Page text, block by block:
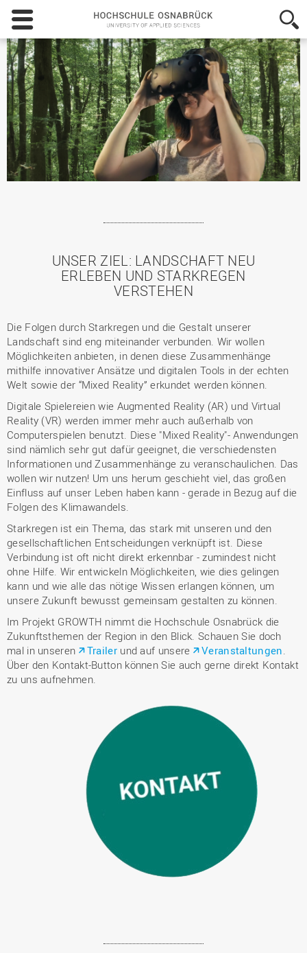
Hochschule
Osnabrück
-
University
of
Applied
Sciences
UNSER ZIEL: LANDSCHAFT NEU
ERLEBEN UND STARKREGEN
VERSTEHEN
Die Folgen durch Starkregen und die Gestalt unserer
Landschaft sind eng miteinander verbunden. Wir wollen
Möglichkeiten anbieten, in denen diese Zusammenhänge
mithilfe innovativer Ansätze und digitalen Tools in der echten
Welt sowie der “Mixed Reality” erkundet werden können.
Digitale Spielereien wie Augmented Reality (AR) und Virtual
Reality (VR) werden immer mehr auch außerhalb von
Computerspielen benutzt. Diese "Mixed Reality"- Anwendungen
sind nämlich sehr gut dafür geeignet, die verschiedensten
Informationen und Zusammenhänge zu veranschaulichen. Das
wollen wir nutzen! Um uns herum geschieht viel, das großen
Einfluss auf unser Leben haben kann - gerade in Bezug auf die
Folgen des Klimawandels.
Starkregen ist ein Thema, das stark mit unseren und den
gesellschaftlichen Entscheidungen verknüpft ist. Diese
Verbindung ist oft nicht direkt erkennbar - zumindest nicht
ohne Hilfe. Wir entwickeln Möglichkeiten, wie dies gelingen
kann und wie alle das nötige Wissen erlangen können, um
unsere Zukunft bewusst gemeinsam gestalten zu können.
Im Projekt GROWTH nimmt die Hochschule Osnabrück die
Zukunftsthemen der Region in den Blick. Schauen Sie doch
mal in unseren
Trailerund auf unsere Veranstaltungen
Über den Kontakt-Button können Sie auch gerne direkt Kontakt
zu uns aufnehmen.